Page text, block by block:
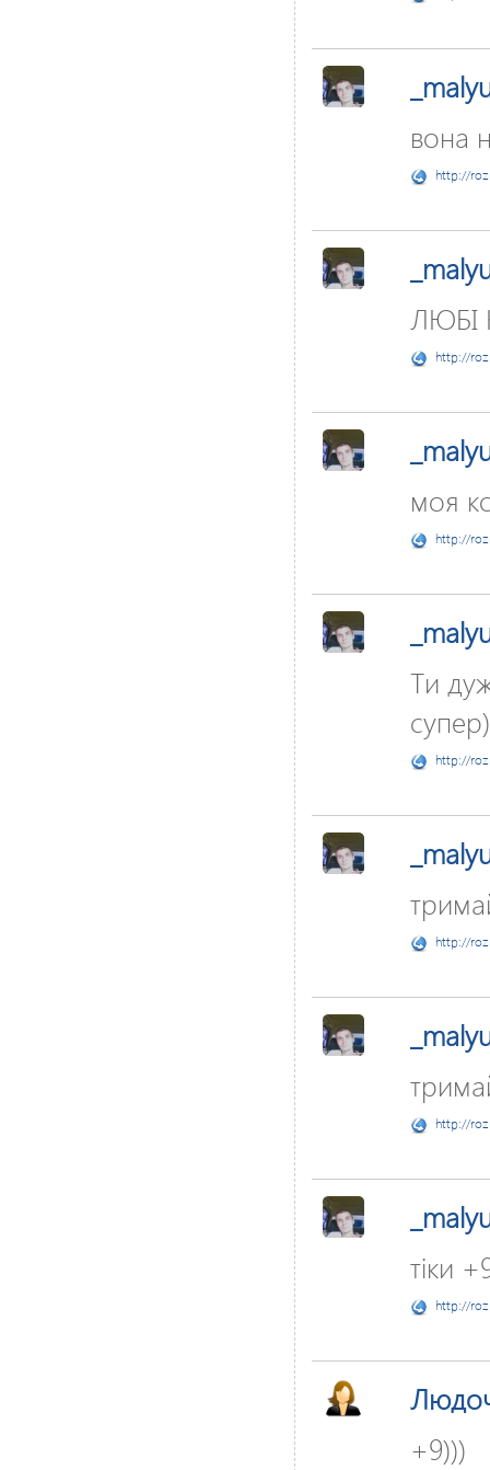
вона
http://
ЛЮБІ
http://
моя
http://
Ти
http://
http://
http://
тіки
http://
+9)))